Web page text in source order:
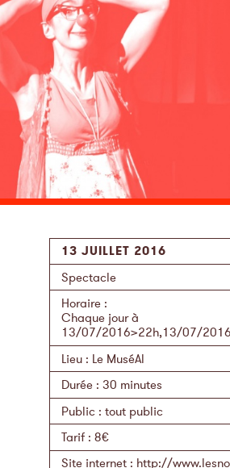
13 JUILLET 2016
Spectacle
Horaire:
Chaque jour à
13/07/2016>22h,13/07/
Lieu: Le MuséAl
Durée: 30 minutes
Public : tout public
Tarif: 8€
Site internet: http://